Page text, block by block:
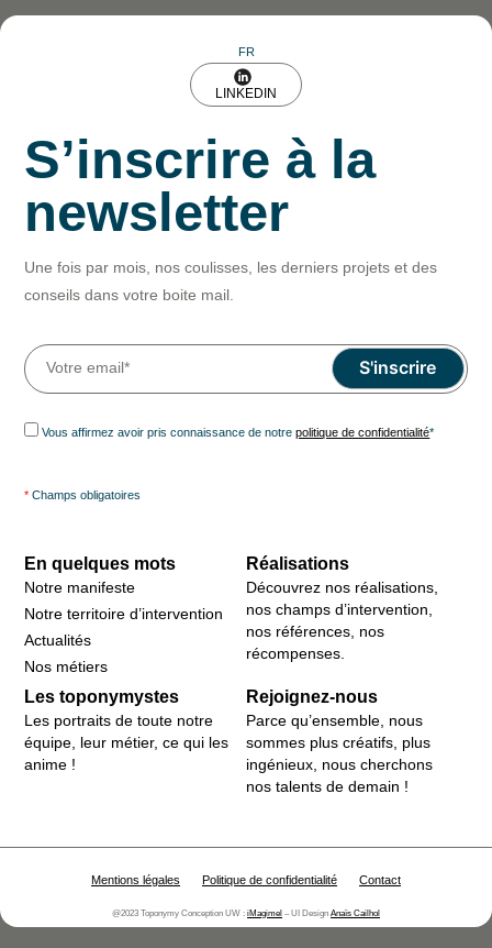
FR
LINKEDIN
S’inscrire à la
newsletter
Une fois par mois, nos coulisses, les derniers projets et des
conseils dans votre boite mail.
Vous affirmez avoir pris connaissance de notrepolitique de confidentialité*
* Champs obligatoires
En quelques mots
Notre manifeste
Notre territoire d’intervention
Actualités
Nos métiers
Réalisations
Découvrez nos réalisations,
nos champs d’intervention,
nos références, nos
récompenses.
Les toponymystes
Les portraits de toute notre
équipe, leur métier, ce qui les
anime !
Rejoignez-nous
Parce qu’ensemble, nous
sommes plus créatifs, plus
ingénieux, nous cherchons
nos talents de demain !
Mentions légales Politique de confidentialité Contact
@2023 Toponymy Conception UW : iMagimel – UI Design Anaïs Cailhol